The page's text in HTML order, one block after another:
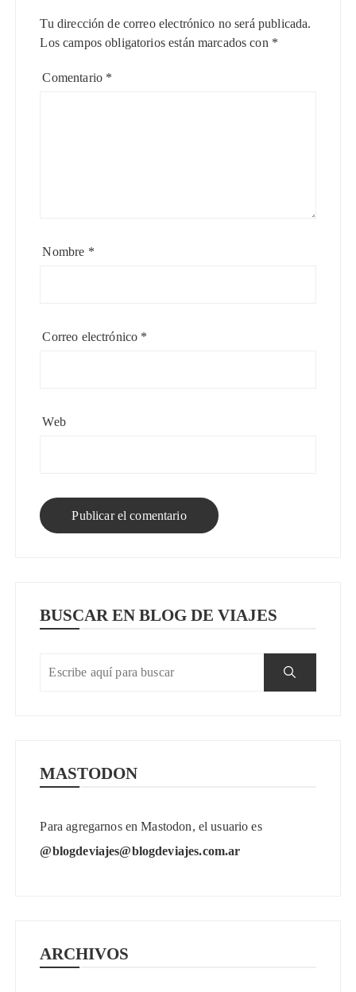
Tu dirección de correo electrónico no será publicada.
Los campos obligatorios están marcados con *
Comentario *
Nombre *
Correo electrónico *
Web
BUSCAR EN BLOG DE VIAJES
MASTODON
Para agregarnos en Mastodon, el usuario es
@blogdeviajes@blogdeviajes.com.ar
ARCHIVOS